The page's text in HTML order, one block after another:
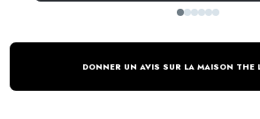
DONNER UN AVIS SUR LA MAISON THE